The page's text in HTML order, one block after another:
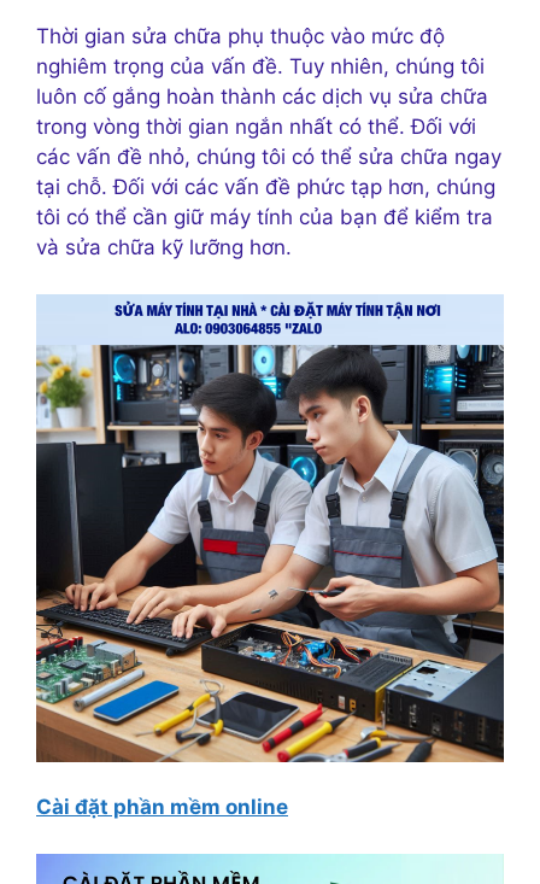
Thời gian sửa chữa phụ thuộc vào mức độ
nghiêm trọng của vấn đề. Tuy nhiên, chúng tôi
luôn cố gắng hoàn thành các dịch vụ sửa chữa
trong vòng thời gian ngắn nhất có thể. Đối với
các vấn đề nhỏ, chúng tôi có thể sửa chữa ngay
tại chỗ. Đối với các vấn đề phức tạp hơn, chúng
tôi có thể cần giữ máy tính của bạn để kiểm tra
và sửa chữa kỹ lưỡng hơn.
Cài đặt phần mềm online